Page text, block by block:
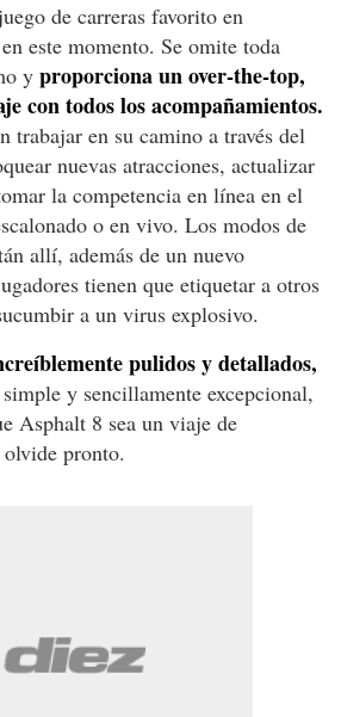
de carreras favorito en
este momento. Se omite toda
y proporciona un over-the-top,
con todos los acompañamientos.
trabajar en su camino a través del
nuevas atracciones, actualizar
la competencia en línea en el
o en vivo. Los modos de
allí, además de un nuevo
tienen que etiquetar a otros
a un virus explosivo.
pulidos y detallados,
y sencillamente excepcional,
Asphalt 8 sea un viaje de
pronto.